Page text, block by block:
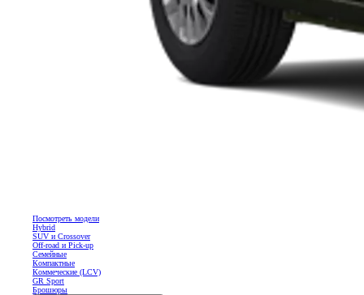
Посмотреть модели
Hybrid
SUV и Crossover
Off-road и Pick-up
Семейные
Компактные
Коммеческие (LCV)
GR Sport
Брошюры